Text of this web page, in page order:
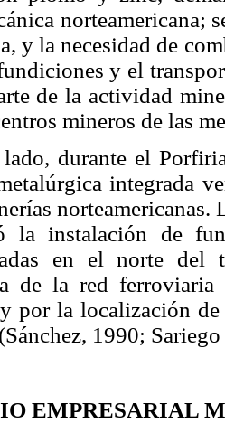
norteamericana;
y la necesidad de
y el
de la actividad
mineros de las
durante el
integrada
la instalación de
en el norte del
de la red
por la localización
1990; Sariego
EMPRESARIAL